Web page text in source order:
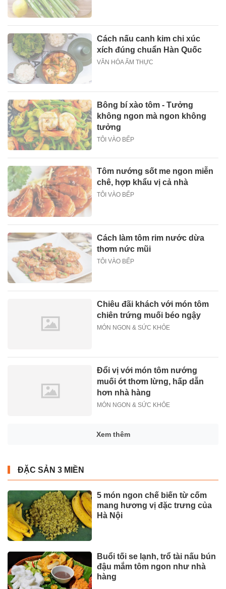
Cách nấu canh kim chi xúc
xích đúng chuẩn Hàn Quốc
VĂN HÓA ẨM THỰC
Bông bí xào tôm - Tưởng
không ngon mà ngon không
tưởng
TÔI VÀO BẾP
Tôm nướng sốt me ngon miễn
chê, hợp khẩu vị cả nhà
TÔI VÀO BẾP
Cách làm tôm rim nước dừa
thơm nức mũi
TÔI VÀO BẾP
Chiêu đãi khách với món tôm
chiên trứng muối béo ngậy
MÓN NGON & SỨC KHỎE
Đổi vị với món tôm nướng
muối ớt thơm lừng, hấp dẫn
hơn nhà hàng
MÓN NGON & SỨC KHỎE
Xem thêm
ĐẶC SẢN 3 MIỀN
5 món ngon chế biến từ cốm
mang hương vị đặc trưng của
Hà Nội
Buổi tối se lạnh, trổ tài nấu bún
đậu mắm tôm ngon như nhà
hàng